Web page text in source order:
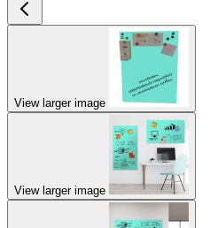
View larger image
View larger image